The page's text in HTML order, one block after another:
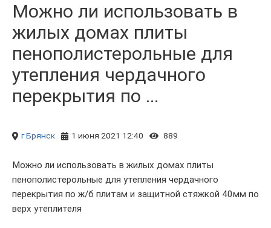
Можно ли использовать в
жилых домах плиты
пенополистерольные для
утепления чердачного
перекрытия по ...
г Брянск 1 июня 2021 12:40 889
Можно ли использовать в жилых домах плиты
пенополистерольные для утепления чердачного
перекрытия по ж/б плитам и защитной стяжкой 40мм по
верх утеплителя